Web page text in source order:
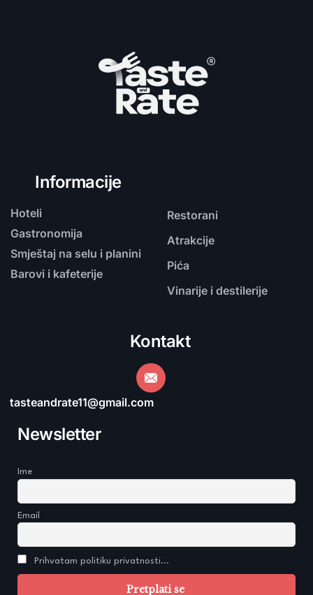
Informacije
Hoteli
Gastronomija
Smještaj na selu i planini
Barovi i kafeterije
Restorani
Atrakcije
Pića
Vinarije i destilerije
Kontakt
tasteandrate11@gmail.com
Newsletter
Ime
Email
Prihvatam politiku privatnosti...